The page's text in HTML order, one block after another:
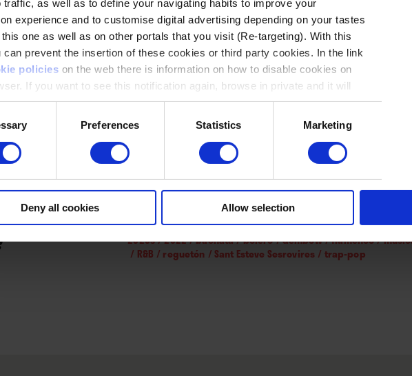
traffic, as well as to define your navigating habits to improve your
experience and to customise digital advertising depending on your tastes
this one as well as on other portals that you visit (Re-targeting). With this
can prevent the insertion of these cookies or third party cookies. In the link
policies on the web there is information on how to disable cookies on
If you want to see this notification again, browse in private and it will
Preferences Statistics Marketing
Deny all cookies Allow selection
dejando de lado el flamenco y
marcó el ritmo de 2022. Santi Carrillo
disco histórico,el mejor del año, con
apartado nacional en las listas de
Contenido
Para poder leer el contenido tienes
Regístrate y podrás acceder a 3
Suscríbete
2020s/2022/bachata/bolero/dembow/flamenco/
/ R&B / reguetón / Sant Esteve Sesrovires / trap-pop